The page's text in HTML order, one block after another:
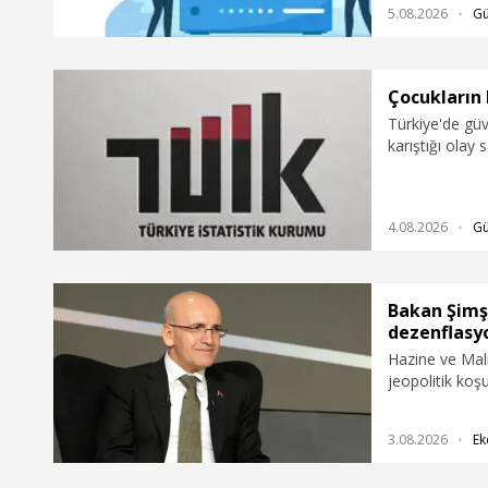
5.08.2026
Çocukların
Türkiye'de
karıştığı olay
4.08.2026
Bakan
Hazine ve
jeopolitik
3.08.2026